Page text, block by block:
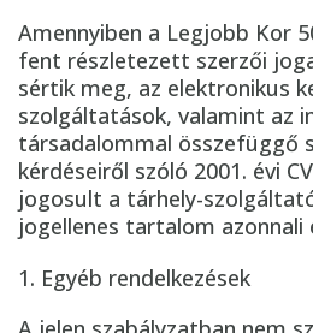
Amennyiben a Legjobb Kor
fent részletezett szerzői
sértik meg, az elektronikus
szolgáltatások, valamint az
társadalommal összefüggő
kérdéseiről szóló 2001. évi
jogosult a tárhely-
jogellenes tartalom azonnali
Egyéb rendelkezések